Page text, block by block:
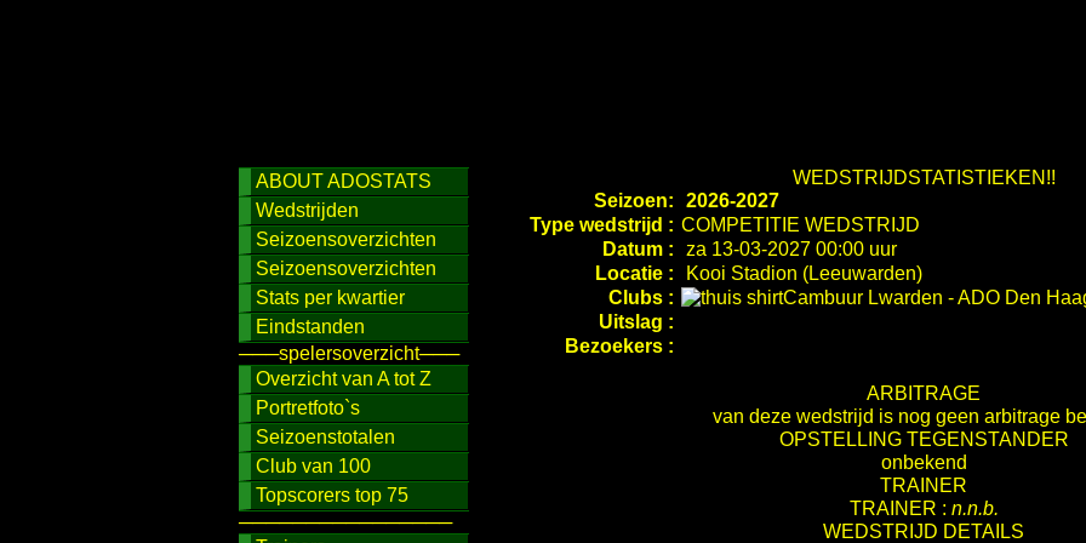
ABOUT ADOSTATS
Wedstrijden
Seizoensoverzichten
Seizoensoverzichten
Stats per kwartier
Eindstanden
───spelersoverzicht───
Overzicht van A tot Z
Portretfoto`s
Seizoenstotalen
Club van 100
Topscorers top 75
────────────────
WEDSTRIJDSTATISTIEKEN!!
Seizoen:
2026-2027
Type wedstrijd : COMPETITIE WEDSTRIJD
Datum :
za 13-03-2027 00:00 uur
Locatie :
Kooi Stadion (Leeuwarden)
Clubs :
Cambuur Lwarden -ADO Den
Uitslag :
Bezoekers :
ARBITRAGE
van deze wedstrijd is nog geen arbitrage
OPSTELLING TEGENSTANDER
onbekend
TRAINER
TRAINER : n.n.b.
WEDSTRIJD DETAILS